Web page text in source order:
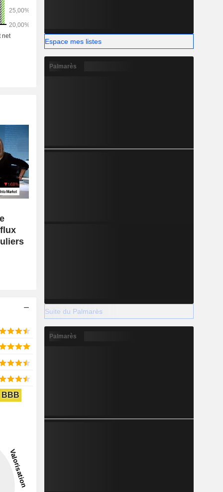
BBB
Espace mes listes
Palmarès
Suite du Palmarès
Palmarès